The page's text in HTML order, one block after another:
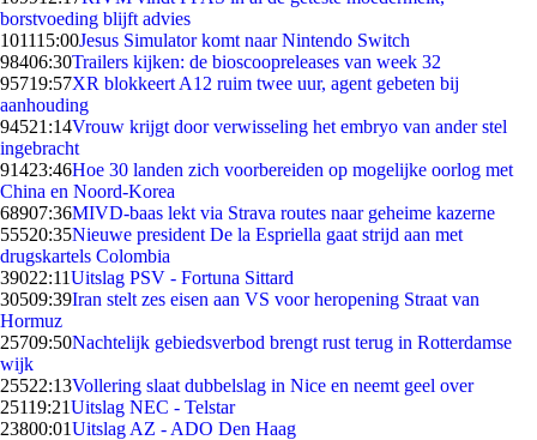
borstvoeding blijft advies
101115:00Jesus Simulator komt naar Nintendo Switch
98406:30Trailers kijken: de bioscoopreleases van week 32
95719:57XR blokkeert A12 ruim twee uur, agent gebeten bij
aanhouding
94521:14Vrouw krijgt door verwisseling het embryo van ander stel
ingebracht
91423:46Hoe 30 landen zich voorbereiden op mogelijke oorlog met
China en Noord-Korea
68907:36MIVD-baas lekt via Strava routes naar geheime kazerne
55520:35Nieuwe president De la Espriella gaat strijd aan met
drugskartels Colombia
39022:11Uitslag PSV - Fortuna Sittard
30509:39Iran stelt zes eisen aan VS voor heropening Straat van
Hormuz
25709:50Nachtelijk gebiedsverbod brengt rust terug in Rotterdamse
wijk
25522:13Vollering slaat dubbelslag in Nice en neemt geel over
25119:21Uitslag NEC - Telstar
23800:01Uitslag AZ - ADO Den Haag